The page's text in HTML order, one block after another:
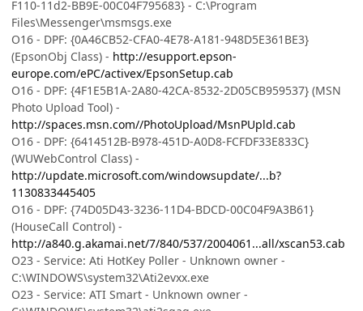
F110-11d2-BB9E-00C04F795683} - C:\Program
Files\Messenger\msmsgs.exe
O16 - DPF: {0A46CB52-CFA0-4E78-A181-948D5E361BE3}
(EpsonObj Class) - http://esupport.epson-
europe.com/ePC/activex/EpsonSetup.cab
O16 - DPF: {4F1E5B1A-2A80-42CA-8532-2D05CB959537} (MSN
Photo Upload Tool) -
http://spaces.msn.com//PhotoUpload/MsnPUpld.cab
O16 - DPF: {6414512B-B978-451D-A0D8-FCFDF33E833C}
(WUWebControl Class) -
http://update.microsoft.com/windowsupdate/...b?
1130833445405
O16 - DPF: {74D05D43-3236-11D4-BDCD-00C04F9A3B61}
(HouseCall Control) -
http://a840.g.akamai.net/7/840/537/2004061...all/xscan53.cab
O23 - Service: Ati HotKey Poller - Unknown owner -
C:\WINDOWS\system32\Ati2evxx.exe
O23 - Service: ATI Smart - Unknown owner -